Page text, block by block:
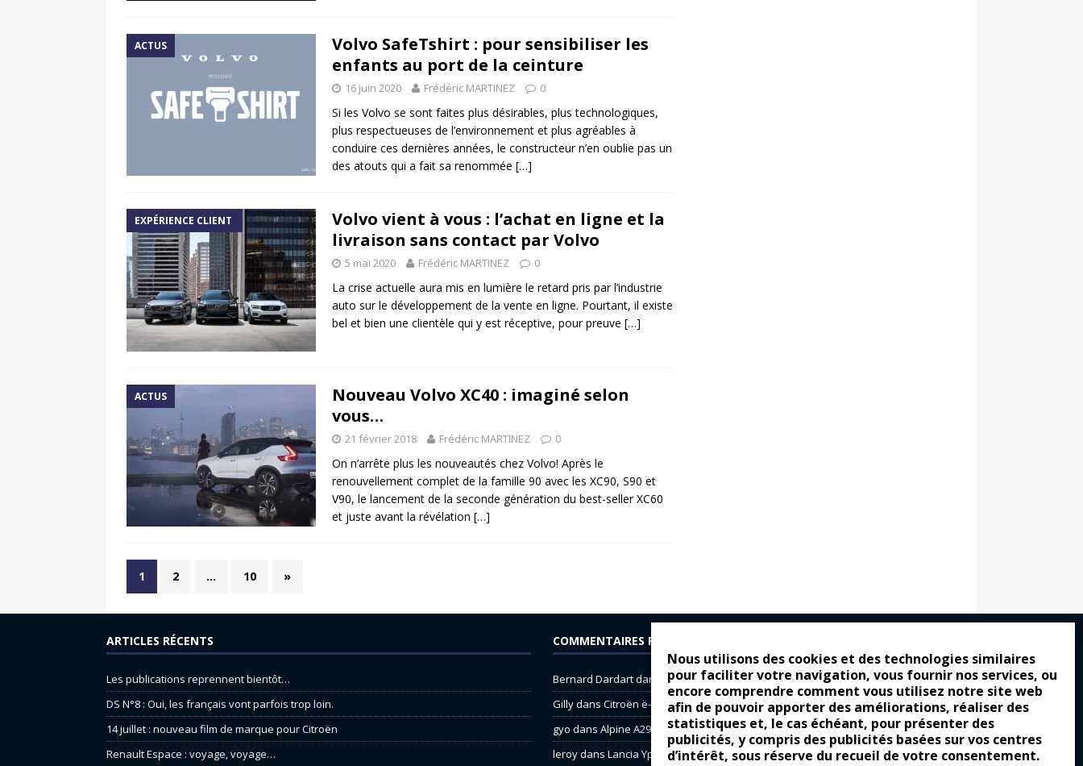
Nous utilisons des cookies et des technologies similaires
pour faciliter votre navigation, vous fournir nos services, ou
encore comprendre comment vous utilisez notre site web
afin de pouvoir apporter des améliorations, réaliser des
statistiques et, le cas échéant, pour présenter des
publicités, y compris des publicités basées sur vos centres
d’intérêt, sous réserve du recueil de votre consentement.
ACTUS
Volvo SafeTshirt : pour sensibiliser les
enfants au port de la ceinture
16 juin 2020 Frédéric MARTINEZ 0
Si les Volvo se sont faites plus désirables, plus technologiques,
plus respectueuses de l’environnement et plus agréables à
conduire ces dernières années, le constructeur n’en oublie pas un
des atouts qui a fait sa renommée […]
EXPÉRIENCE CLIENT
Volvo vient à vous : l’achat en ligne et la
livraison sans contact par Volvo
5 mai 2020 Frédéric MARTINEZ 0
La crise actuelle aura mis en lumière le retard pris par l’industrie
auto sur le développement de la vente en ligne. Pourtant, il existe
bel et bien une clientèle qui y est réceptive, pour preuve […]
ACTUS
Nouveau Volvo XC40 : imaginé selon
vous…
21 février 2018 Frédéric MARTINEZ 0
On n’arrête plus les nouveautés chez Volvo! Après le
renouvellement complet de la famille 90 avec les XC90, S90 et
V90, le lancement de la seconde génération du best-seller XC60
et juste avant la révélation […]
1 2 … 10 »
ARTICLES RÉCENTS
Les publications reprennent bientôt…
DS N°8 : Oui, les français vont parfois trop loin.
14 juillet : nouveau film de marque pour Citroën
Renault Espace : voyage, voyage…
COMMENTAIRES RÉCENTS
Bernard Dardartdans
Dacia Sandero : pour les gens vrais
Gillydans Citroën ë-C3 : la révolution a commencé
gyo dans Alpine A290 : L’irrésistible attraction de la légèreté
leroydans Lancia Ypsilon : naturellement envoûtante ?